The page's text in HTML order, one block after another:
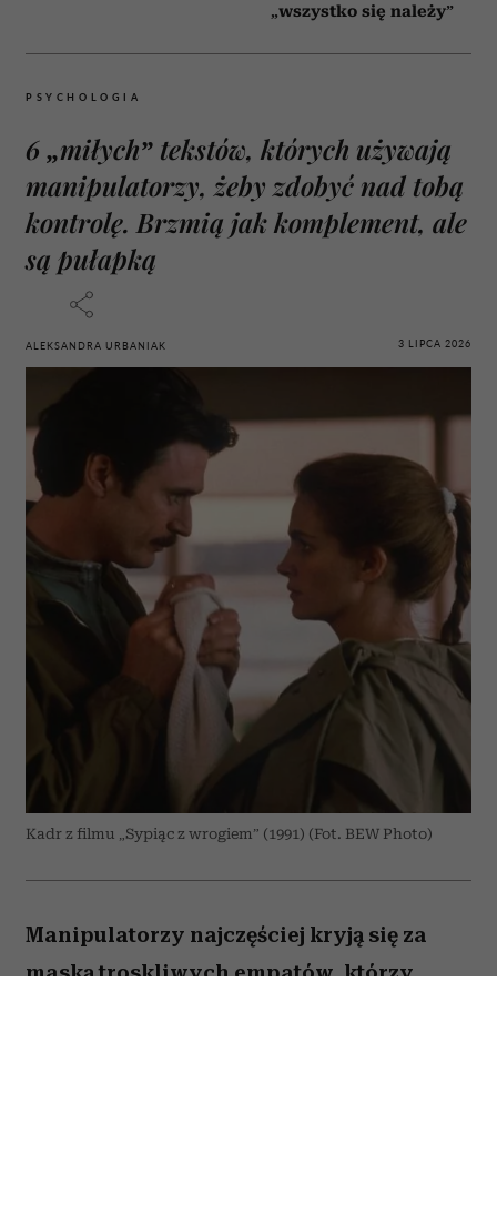
„wszystko się należy”
PSYCHOLOGIA
6 „miłych” tekstów, których używają
manipulatorzy, żeby zdobyć nad tobą
kontrolę. Brzmią jak komplement, ale
są pułapką
ALEKSANDRA URBANIAK 3 LIPCA 2026
Kadr z filmu „Sypiąc z wrogiem” (1991) (Fot. BEW Photo)
Manipulatorzy najczęściej kryją się za
maską troskliwych empatów, którzy